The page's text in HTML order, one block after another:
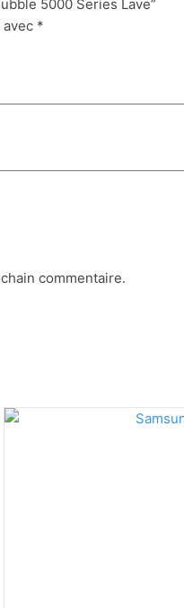
5000 Series Lave”
*
commentaire.